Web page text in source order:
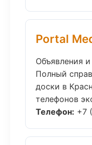
Portal
Объявления
Полный
доски в
телефонов
Телефон: +7